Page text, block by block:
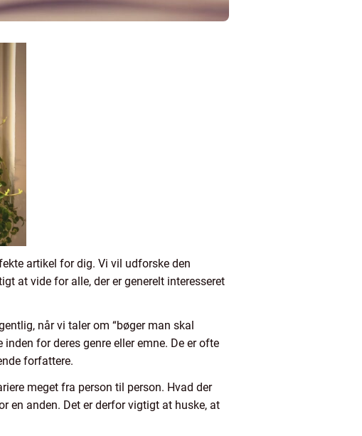
artikel for dig. Vi vil udforske den
at vide for alle, der er generelt interesseret
når vi taler om “bøger man skal
for deres genre eller emne. De er ofte
forfattere.
meget fra person til person. Hvad der
en anden. Det er derfor vigtigt at huske, at